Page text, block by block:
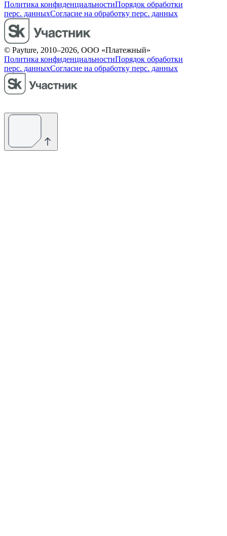
Политика конфиденциальностиПорядок обработки
перс. данныхСогласие на обработку перс. данных
© Payture, 2010–2026, ООО «Платежный»
Политика конфиденциальностиПорядок обработки
перс. данныхСогласие на обработку перс. данных